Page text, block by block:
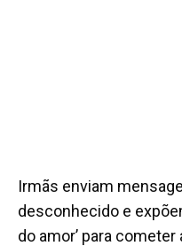
Irmãs enviam
desconhecido e
do amor’ para